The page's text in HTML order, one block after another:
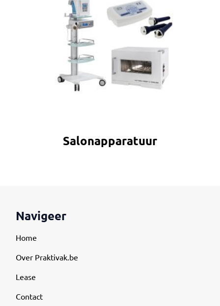
Salonapparatuur
Navigeer
Home
Over Praktivak.be
Lease
Contact